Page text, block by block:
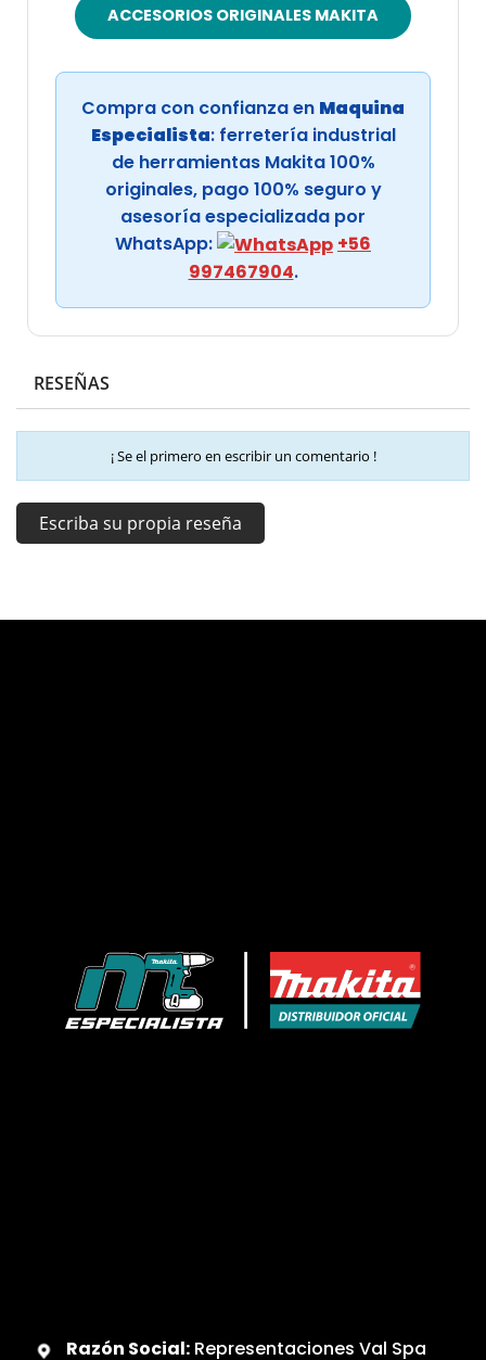
ACCESORIOS ORIGINALES MAKITA
Compra con confianza en Maquina
Especialista: ferretería industrial
de herramientas Makita 100%
originales, pago 100% seguro y
asesoría especializada por
WhatsApp:
+56
997467904.
RESEÑAS
¡ Se el primero en escribir un comentario !
Escriba su propia reseña
Razón Social:Representaciones Val Spa